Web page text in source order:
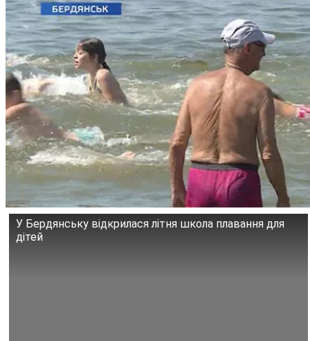
У Бердянську відкрилася літня школа плавання для
дітей